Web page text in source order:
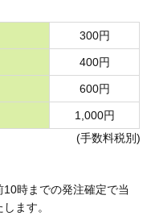
300円
400円
600円
1,000円
(手数料税別)
時までの発注確定で当
ます。